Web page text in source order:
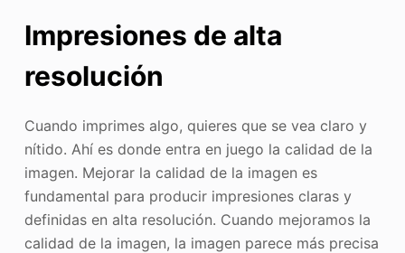
Impresiones de alta
resolución
Cuando imprimes algo, quieres que se vea claro y
nítido. Ahí es donde entra en juego la calidad de la
imagen. Mejorar la calidad de la imagen es
fundamental para producir impresiones claras y
definidas en alta resolución. Cuando mejoramos la
calidad de la imagen, la imagen parece más precisa